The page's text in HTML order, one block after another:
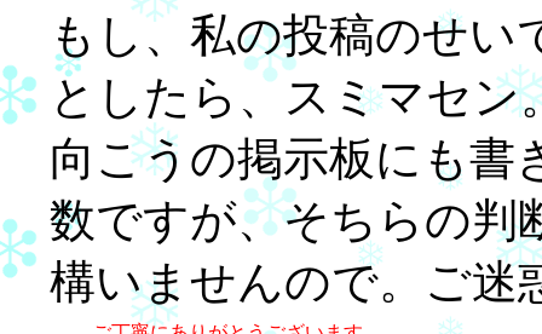
もし、私の投稿のせ
としたら、スミマセン
向こうの掲示板にも書
数ですが、そちらの判
構いませんので。ご迷